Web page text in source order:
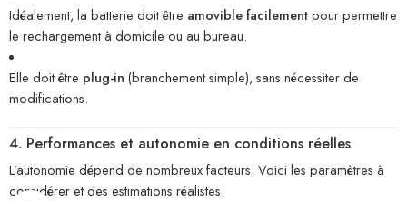
Idéalement, la batterie doit être amovible facilementpour permettre
le rechargement à domicile ou au bureau.
Elle doit être plug-in (branchement simple), sans nécessiter de
modifications.
4. Performances et autonomie en conditions réelles
L’autonomie dépend de nombreux facteurs. Voici les paramètres à
considérer et des estimations réalistes.